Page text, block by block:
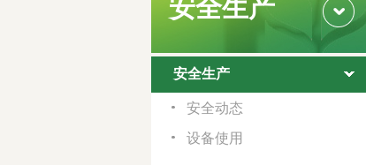
安全生产
安全生产
安全动态
设备使用